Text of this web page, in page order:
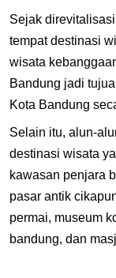
Sejak
tempat destinasi
wisata
Bandung jadi
Kota Bandung
Selain itu, alun-
destinasi wisata
kawasan penjara
pasar antik
permai, museum
bandung, dan